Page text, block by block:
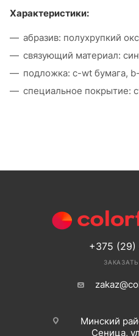
Характеристики:
абразив: полухрупкий
связующий материал:
подложка: c-wt бумага,
специальное покрытие:
+375
Минский
Сеница,